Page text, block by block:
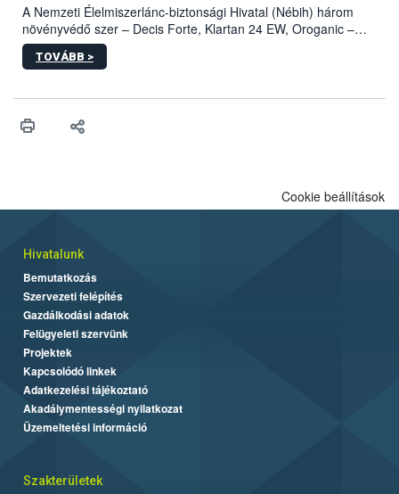
A Nemzeti Élelmiszerlánc-biztonsági Hivatal (Nébih) három
növényvédő szer – Decis Forte, Klartan 24 EW, Oroganic –
engedélyokiratát módosította, így azok a szüretet követően,
egészen a vesszőérettség (BBCH 91) stádiumáig
érésű szőlőkben is legyen lehetőség a károsító elleni további
felhasználók számára is elérhető és ökológiai termesztésben is
TOVÁBB >
Cookie beállítások
Hivatalunk
Bemutatkozás
Szervezeti felépítés
Gazdálkodási adatok
Felügyeleti szervünk
Projektek
Kapcsolódó linkek
Adatkezelési tájékoztató
Akadálymentességi nyilatkozat
Üzemeltetési információ
Szakterületek